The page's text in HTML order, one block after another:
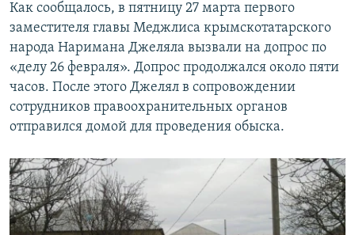
Как сообщалось, в пятницу 27 марта первого
заместителя главы Меджлиса крымскотатарского
народа Наримана Джеляла вызвали на допрос по
«делу 26 февраля». Допрос продолжался около пяти
часов. После этого Джелял в сопровождении
сотрудников правоохранительных органов
отправился домой для проведения обыска.